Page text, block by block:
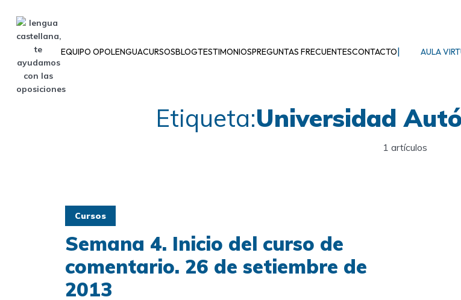
EQUIPO OPOLENGUACURSOSBLOGTESTIMONIOSPREGUNTAS FRECUENTESCONTACTO AULA
Etiqueta:Universidad
1 artículos
Cursos
Semana 4. Inicio del curso de
comentario. 26 de setiembre de
2013